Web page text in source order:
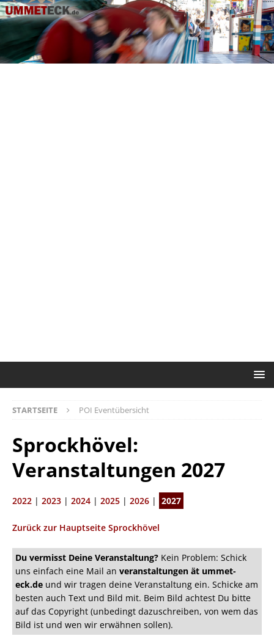
STARTSEITE POI Eventübersicht
Sprockhövel:
Veranstaltungen 2027
2022 | 2023 | 2024 | 2025 | 2026 | 2027
Zurück zur Hauptseite Sprockhövel
Du vermisst Deine Veranstaltung? Kein Problem: Schick
uns einfach eine Mail an veranstaltungen ät ummet-
eck.de und wir tragen deine Veranstaltung ein. Schicke am
besten auch Text und Bild mit. Beim Bild achtest Du bitte
auf das Copyright (unbedingt dazuschreiben, von wem das
Bild ist und wen wir erwähnen sollen).